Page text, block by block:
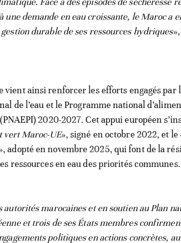
une demande en eau croissante, le Maroc a
durable de ses ressources hydriques
vient ainsi renforcer les efforts engagés par
de l’eau et le Programme national
2020-2027. Cet appui européen
vert Maroc-UE», signé en octobre 2022, et le
adopté en novembre 2025, qui font de la
ressources en eau des priorités communes.
autorités marocaines et en soutien au Plan
et trois de ses États membres
politiques en actions concrètes,